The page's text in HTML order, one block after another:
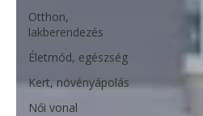
Otthon,
lakberendezés
Életmód, egészség
Kert, növényápolás
Női vonal